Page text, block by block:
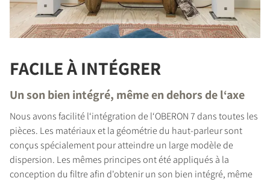
FACILE À INTÉGRER
Un son bien intégré, même en dehors de l‘axe
Nous avons facilité l‘intégration de l‘OBERON 7 dans toutes les
pièces. Les matériaux et la géométrie du haut-parleur sont
conçus spécialement pour atteindre un large modèle de
dispersion. Les mêmes principes ont été appliqués à la
conception du filtre afin d'obtenir un son bien intégré, même